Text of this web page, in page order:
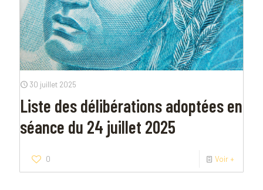
30 juillet 2025
Liste des délibérations adoptées en
séance du 24 juillet 2025
0 Voir +